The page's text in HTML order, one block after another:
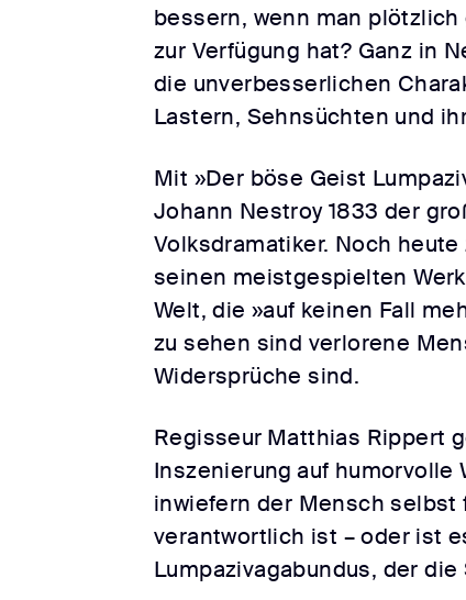
bessern, wenn man
zur Verfügung hat? Ganz in
die unverbesserlichen
Lastern, Sehnsüchten und
Mit »Der böse Geist
Johann Nestroy 1833 der
Volksdramatiker. Noch
seinen meistgespielten
Welt, die »auf keinen Fall
zu sehen sind verlorene
Widersprüche sind.
Regisseur Matthias Rippert
Inszenierung auf humorvolle
inwiefern der Mensch selbst
verantwortlich ist – oder ist
Lumpazivagabundus, der